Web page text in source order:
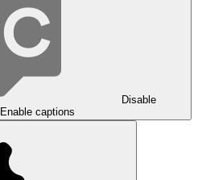
Disable
Enable captions